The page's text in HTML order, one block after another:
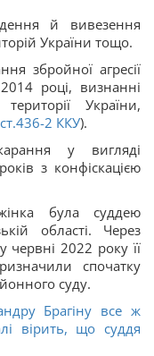
й вивезення
України тощо.
збройної агресії
році, визнанні
України,
436-2 ККУ).
у вигляді
з конфіскацією
була суддею
області. Через
червні 2022 року її
спочатку
суду.
Брагіну все ж
вірить, що суддя